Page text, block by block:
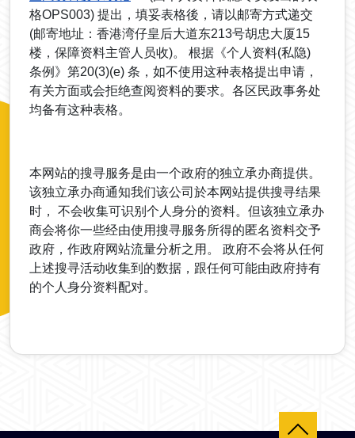
格OPS003) 提出，填妥表格後，请以邮寄方式递交
(邮寄地址：香港湾仔皇后大道东213号胡忠大厦15
楼，保障资料主管人员收)。 根据《个人资料(私隐)
条例》第20(3)(e) 条，如不使用这种表格提出申请，
有关方面或会拒绝查阅资料的要求。各区民政事务处
均备有这种表格。
本网站的搜寻服务是由一个政府的独立承办商提供。
该独立承办商通知我们该公司於本网站提供搜寻结果
时， 不会收集可识别个人身分的资料。但该独立承办
商会将你一些经由使用搜寻服务所得的匿名资料交予
政府，作政府网站流量分析之用。 政府不会将从任何
上述搜寻活动收集到的数据，跟任何可能由政府持有
的个人身分资料配对。